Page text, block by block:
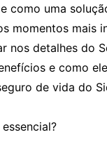
como uma
momentos mais
nos detalhes do
e como
de vida do